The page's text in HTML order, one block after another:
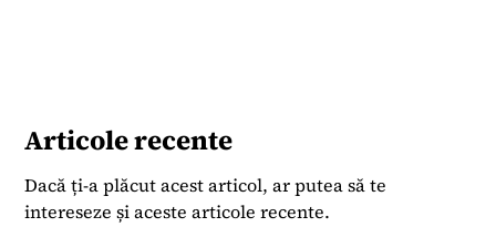
Articole recente
Dacă ți-a plăcut acest articol, ar putea să te
intereseze și aceste articole recente.